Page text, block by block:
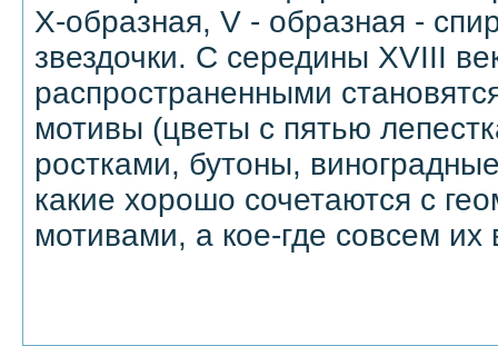
Х-образная, V - образная -
звездочки. С середины ХVІІІ
распространенными
мотивы (цветы с пятью
ростками, бутоны,
какие хорошо сочетаются с
мотивами, а кое-где совсем их